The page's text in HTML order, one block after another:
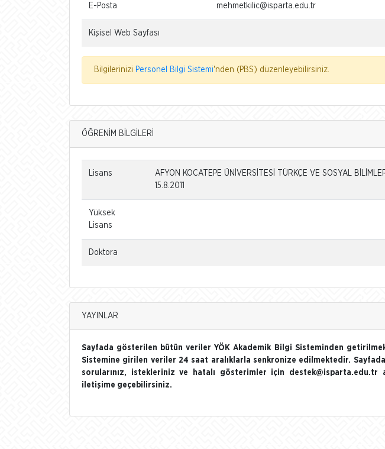
E-Posta mehmetkilic@isparta.edu.tr
Kişisel Web Sayfası
Bilgilerinizi Personel Bilgi Sistemi'nden (PBS) düzenleyebilirsiniz.
ÖĞRENİM BİLGİLERİ
Lisans
AFYON KOCATEPE ÜNİVERSİTESİ TÜRKÇE VE SOSYAL
15.8.2011
Yüksek
Lisans
Doktora
YAYINLAR
Sayfada gösterilen bütün veriler YÖK Akademik Bilgi Sisteminden
Sistemine girilen veriler 24 saat aralıklarla senkronize edilmektedir.
sorularınız, istekleriniz ve hatalı gösterimler için destek@isparta.edu.tr
iletişime geçebilirsiniz.